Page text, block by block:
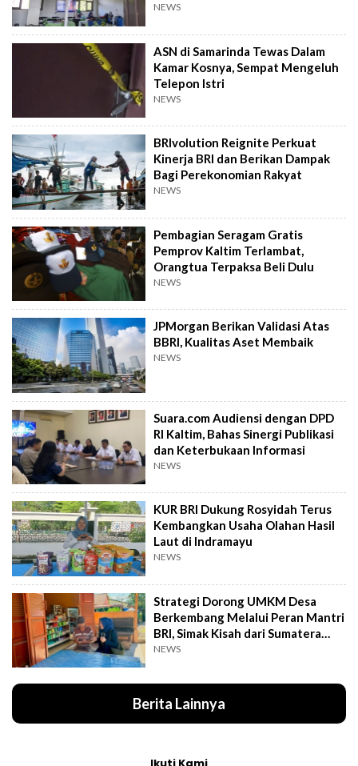
NEWS
ASN di Samarinda Tewas Dalam
Kamar Kosnya, Sempat Mengeluh
Telepon Istri
NEWS
BRIvolution Reignite Perkuat
Kinerja BRI dan Berikan Dampak
Bagi Perekonomian Rakyat
NEWS
Pembagian Seragam Gratis
Pemprov Kaltim Terlambat,
Orangtua Terpaksa Beli Dulu
NEWS
JPMorgan Berikan Validasi Atas
BBRI, Kualitas Aset Membaik
NEWS
Suara.com Audiensi dengan DPD
RI Kaltim, Bahas Sinergi Publikasi
dan Keterbukaan Informasi
NEWS
KUR BRI Dukung Rosyidah Terus
Kembangkan Usaha Olahan Hasil
Laut di Indramayu
NEWS
Strategi Dorong UMKM Desa
Berkembang Melalui Peran Mantri
BRI, Simak Kisah dari Sumatera
Utara Ini
NEWS
Berita Lainnya